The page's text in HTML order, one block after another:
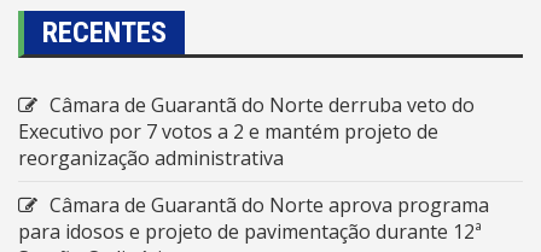
RECENTES
Câmara de Guarantã do Norte derruba veto do
Executivo por 7 votos a 2 e mantém projeto de
reorganização administrativa
Câmara de Guarantã do Norte aprova programa
para idosos e projeto de pavimentação durante 12ª